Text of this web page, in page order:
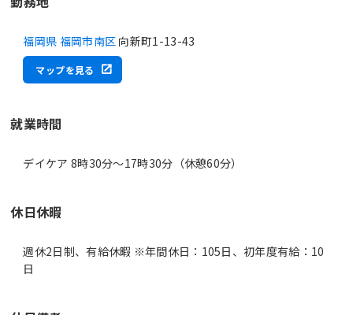
福岡県 福岡市南区 向新町1-13-43
マップを見る
就業時間
デイケア 8時30分〜17時30分（休憩60分）
休日休暇
週休2日制、有給休暇 ※年間休日：105日、初年度有給：10
日